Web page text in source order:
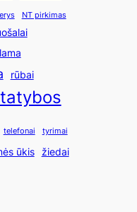
NT pirkimas
rūbai
telefonai tyrimai
ūkis žiedai